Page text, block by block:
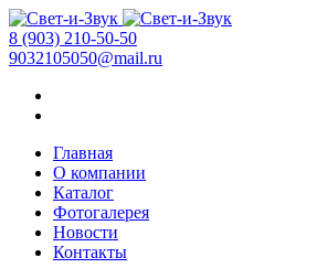
8 (903) 210-50-50
9032105050@mail.ru
Главная
О компании
Каталог
Фотогалерея
Новости
Контакты